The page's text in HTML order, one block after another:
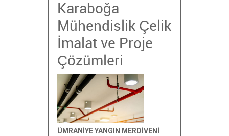
Karaboğa
Mühendislik Çelik
İmalat ve Proje
Çözümleri
ÜMRANİYE YANGIN MERDİVENİ